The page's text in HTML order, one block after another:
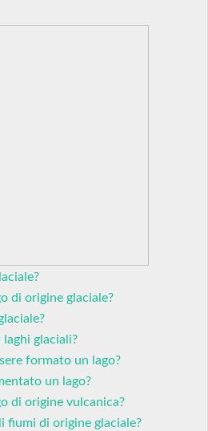
di origine glaciale?
glaciali?
formato un lago?
un lago?
di origine vulcanica?
fiumi di origine glaciale?